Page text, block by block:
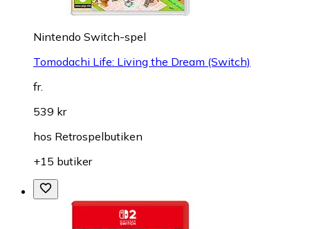
Nintendo Switch-spel
Tomodachi Life: Living the Dream (Switch)
fr.
539 kr
hos Retrospelbutiken
+15 butiker